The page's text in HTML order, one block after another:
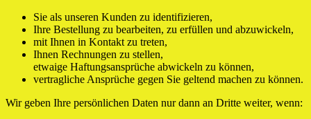
Sie als unseren Kunden zu identifizieren,
Ihre Bestellung zu bearbeiten, zu erfüllen und abzuwickeln,
mit Ihnen in Kontakt zu treten,
Ihnen Rechnungen zu stellen,
etwaige Haftungsansprüche abwickeln zu können,
vertragliche Ansprüche gegen Sie geltend machen zu können.
Wir geben Ihre persönlichen Daten nur dann an Dritte weiter, wenn: